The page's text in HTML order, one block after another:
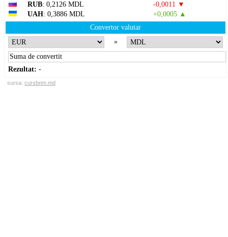
RUB: 0,2126 MDL
-0,0011 ▼
UAH: 0,3886 MDL
+0,0005 ▲
Convertor valutar
»
Rezultat: -
sursa: cursbnm.md